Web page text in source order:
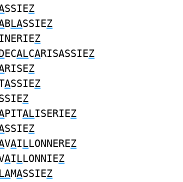
SSIEZ
BLASSIEZ
Z
ECALCARISASSIEZ
RISEZ
ASSIEZ
Z
PITALISERIEZ
SSIEZ
VAILLONNEREZ
AILLONNIEZ
LAMASSIEZ